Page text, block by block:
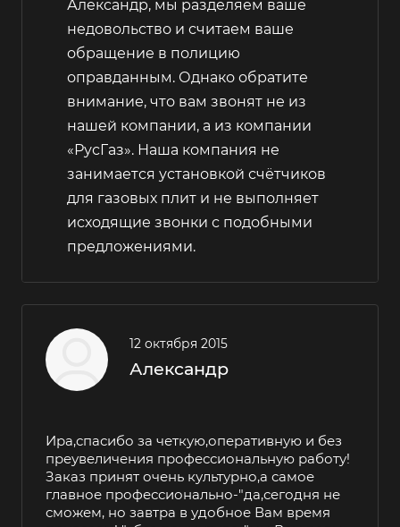
Александр, мы разделяем ваше
недовольство и считаем ваше
обращение в полицию
оправданным. Однако обратите
внимание, что вам звонят не из
нашей компании, а из компании
«РусГаз». Наша компания не
занимается установкой счётчиков
для газовых плит и не выполняет
исходящие звонки с подобными
предложениями.
12 октября 2015
Александр
Ира,спасибо за четкую,оперативную и без
преувеличения профессиональную работу!
Заказ принят очень культурно,а самое
главное профессионально-"да,сегодня не
сможем, но завтра в удобное Вам время